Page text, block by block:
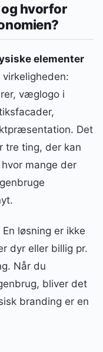
hvorfor
elementer
væglogo i
Det
tre ting, der kan
mange der
løsning er ikke
dyr eller billig pr.
Når du
bliver det
branding er en